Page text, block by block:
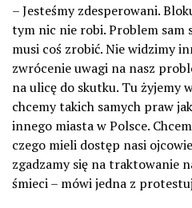
– Jesteśmy zdesperowani.
tym nic nie robi. Problem sam
musi coś zrobić. Nie widzimy
zwrócenie uwagi na nasz
na ulicę do skutku. Tu żyjemy
chcemy takich samych praw
innego miasta w Polsce.
czego mieli dostęp nasi
zgadzamy się na traktowanie
śmieci – mówi jedna z